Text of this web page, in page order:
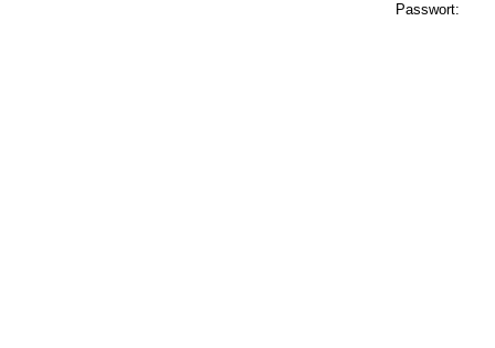
Passwort: